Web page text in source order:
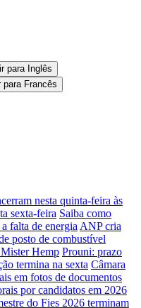
nesta quinta-feira às
sexta-feira Saiba como
falta de energia ANP cria
posto de combustível
Hemp Prouni: prazo
termina na sexta Câmara
em fotos de documentos
por candidatos em 2026
do Fies 2026 terminam